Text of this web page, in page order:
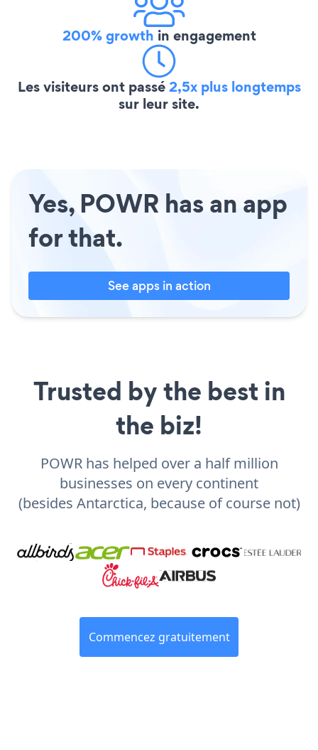
200% growth in engagement
Les visiteurs ont passé2,5x plus longtemps
sur leur site.
Yes, POWR has an app
for that.
See apps in action
Trusted by the best in
the biz!
POWR has helped over a half million
businesses on every continent
(besides Antarctica, because of course not)
Commencez gratuitement